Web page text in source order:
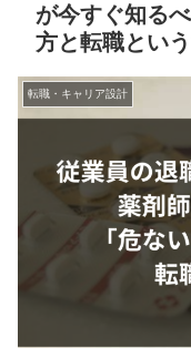
が今すぐ知る
方と転職とい
転職・キャリア設計